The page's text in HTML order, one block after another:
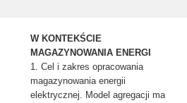
W KONTEKŚCIE
MAGAZYNOWANIA ENERGI
1. Cel i zakres opracowania
magazynowania energii
elektrycznej. Model agregacji ma